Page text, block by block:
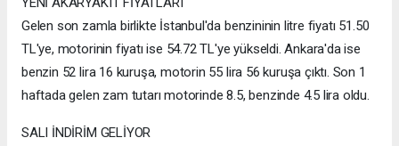
Gelen son zamla birlikte İstanbul'da benzininin litre fiyatı 51.50
TL'ye, motorinin fiyatı ise 54.72 TL'ye yükseldi. Ankara'da ise
benzin 52 lira 16 kuruşa, motorin 55 lira 56 kuruşa çıktı. Son 1
haftada gelen zam tutarı motorinde 8.5, benzinde 4.5 lira oldu.
SALI İNDİRİM GELİYOR